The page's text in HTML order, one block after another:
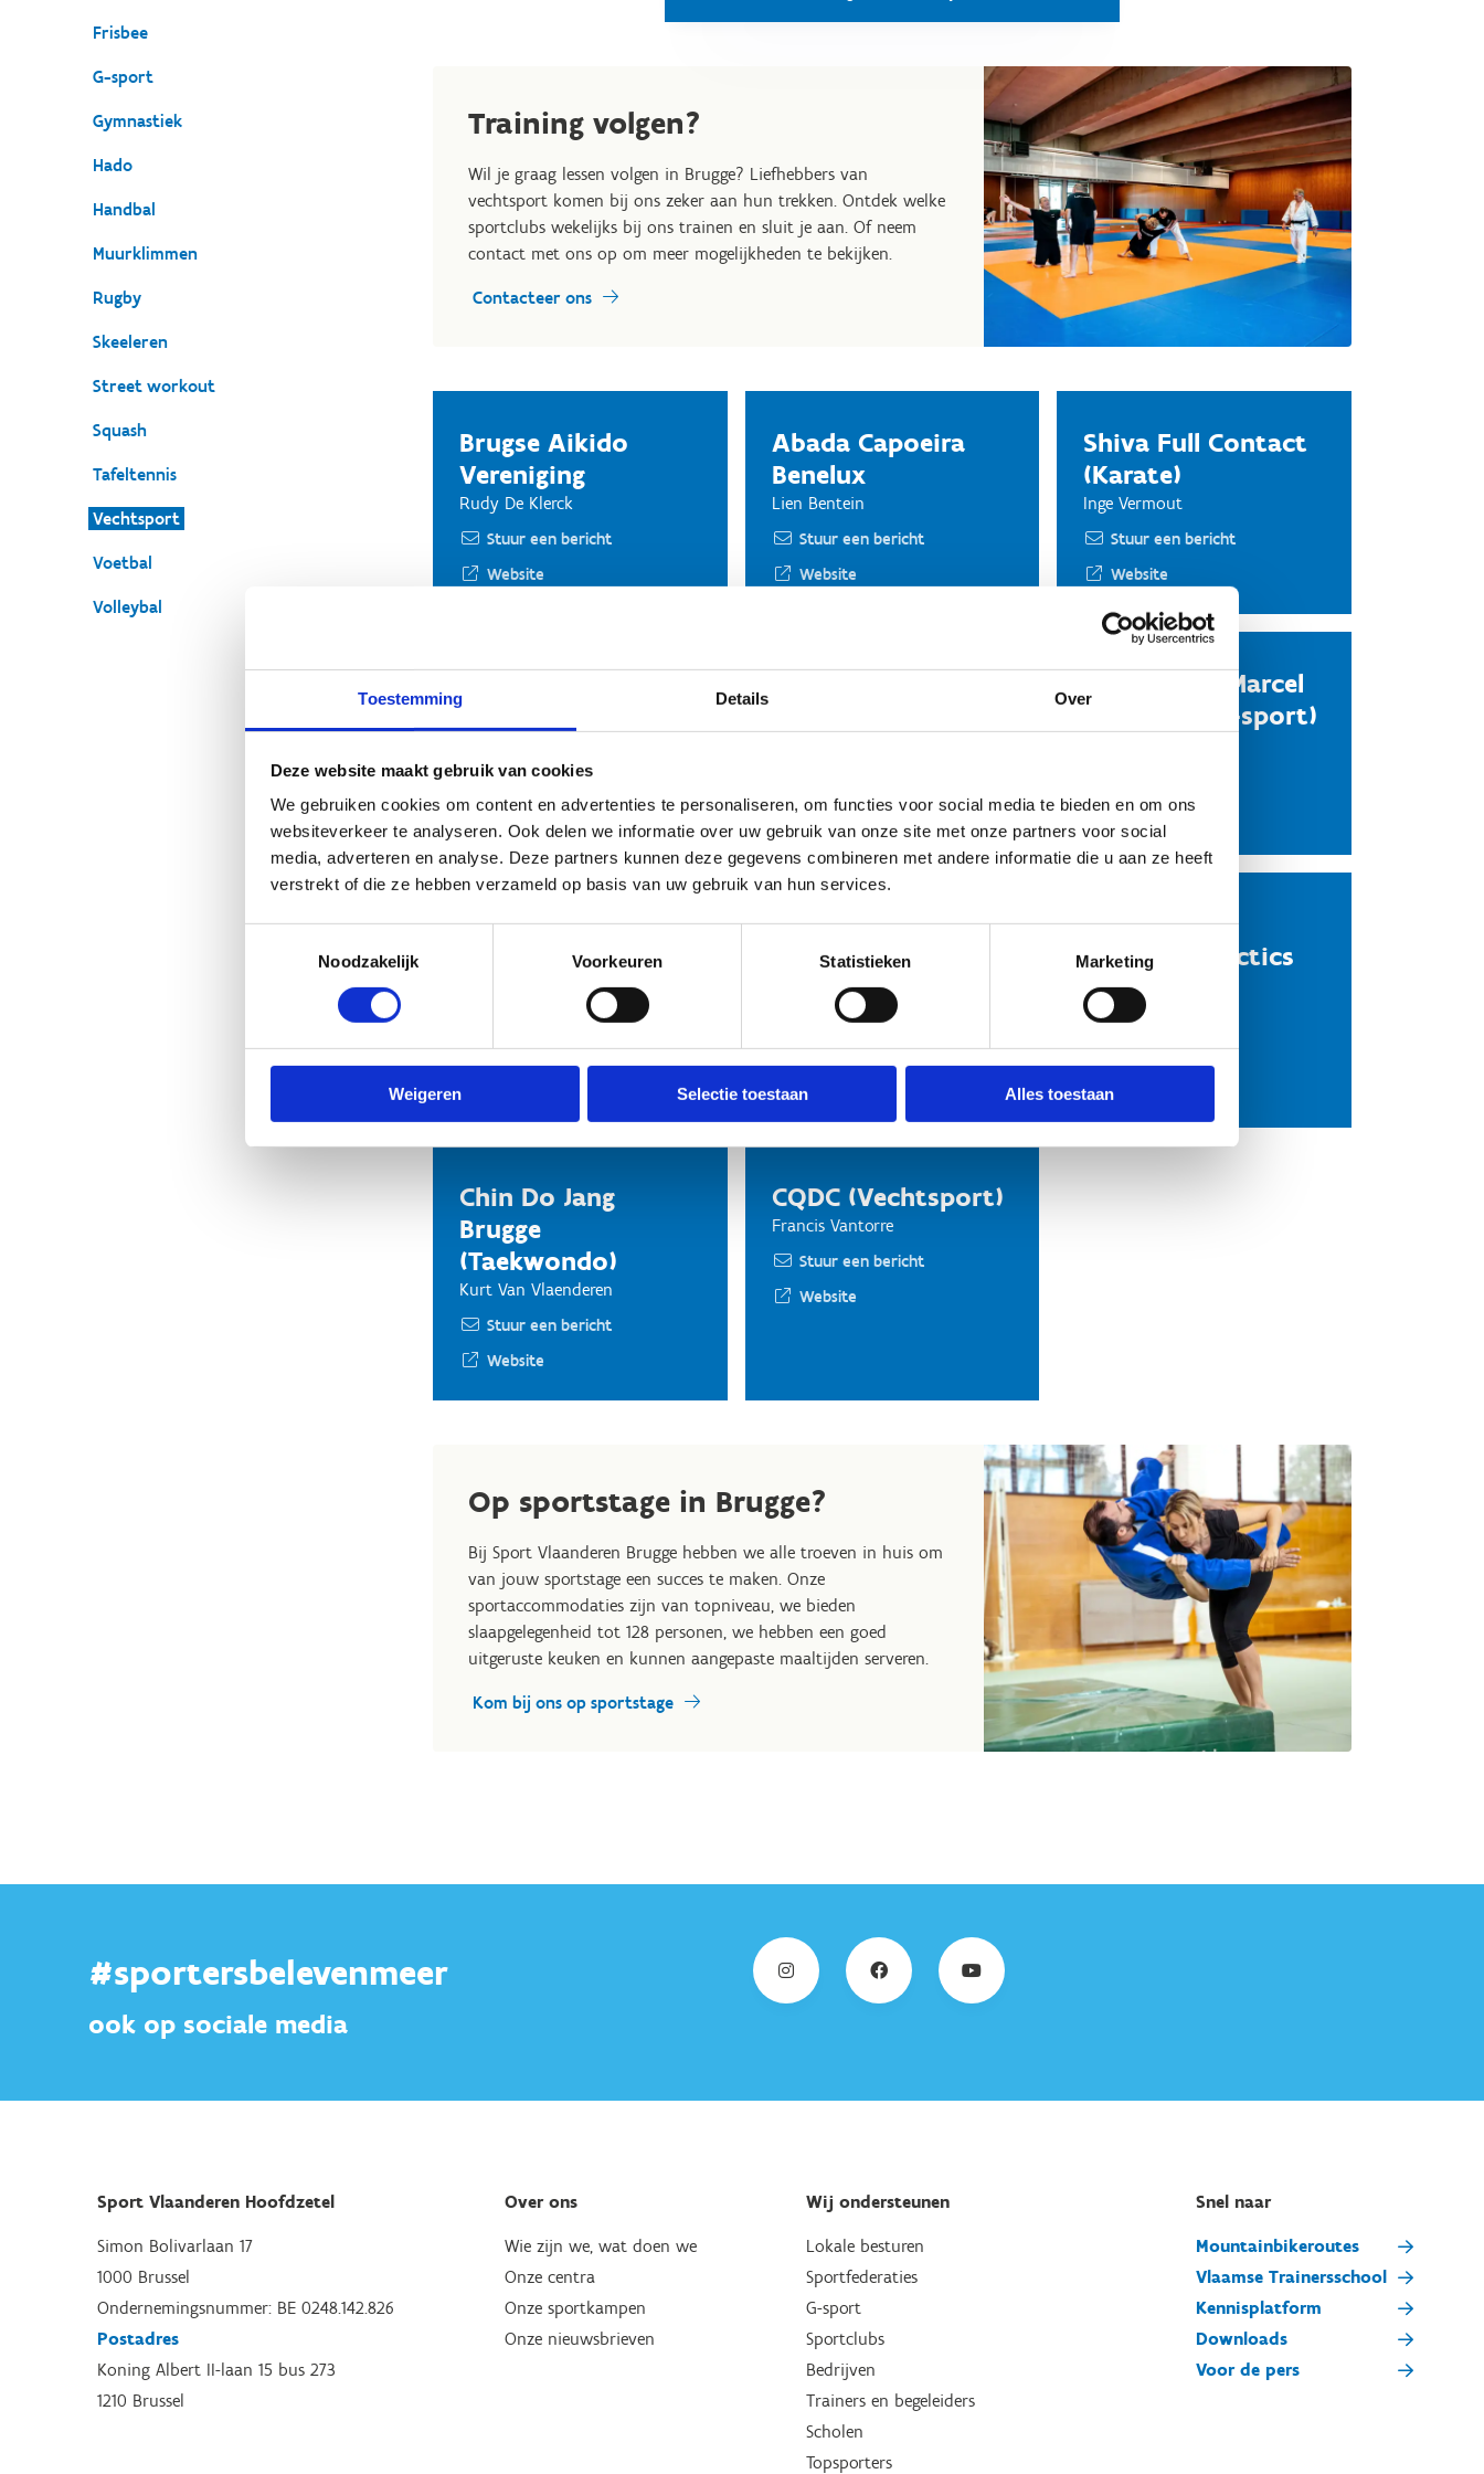
Toestemming Details Over
Deze website maakt gebruik van cookies
We gebruiken cookies om content en advertenties te personaliseren, om functies voor social media te bieden en om ons
websiteverkeer te analyseren. Ook delen we informatie over uw gebruik van onze site met onze partners voor social
media, adverteren en analyse. Deze partners kunnen deze gegevens combineren met andere informatie die u aan ze heeft
verstrekt of die ze hebben verzameld op basis van uw gebruik van hun services.
Noodzakelijk
Voorkeuren Statistieken Marketing
Weigeren Selectie toestaan Alles toestaan
Frisbee
G-sport
Gymnastiek
Hado
Handbal
Muurklimmen
Rugby
Skeeleren
Street workout
Squash
Tafeltennis
Vechtsport
Voetbal
Volleybal
Training volgen?
Wil je graag lessen volgen in Brugge? Liefhebbers van
vechtsport komen bij ons zeker aan hun trekken. Ontdek welke
sportclubs wekelijks bij ons trainen en sluit je aan. Of neem
contact met ons op om meer mogelijkheden te bekijken.
Contacteer ons
Brugse Aikido
Vereniging
Rudy De Klerck
Stuur een bericht
Website
Abada Capoeira
Benelux
Lien Bentein
Stuur een bericht
Website
Shiva Full Contact
(Karate)
Inge Vermout
Stuur een bericht
Website
(Iaido)
Stuur een bericht
Judoschool Marcel
Degroote (G-sport)
Website
Karateclub Brugge
Marco Banckaert
Stuur een bericht
Isshin Dotai Kendo
Kai Brugge vzw
Dominiek Devriese
Stuur een bericht
Website
Krav Maga
Defensive Tactics
VZW
Johnny Waterschoot
Stuur een bericht
Website
Chin Do Jang
Brugge
(Taekwondo)
Kurt Van Vlaenderen
Stuur een bericht
Website
CQDC (Vechtsport)
Francis Vantorre
Stuur een bericht
Website
Op sportstage in Brugge?
Bij Sport Vlaanderen Brugge hebben we alle troeven in huis om
van jouw sportstage een succes te maken. Onze
sportaccommodaties zijn van topniveau, we bieden
slaapgelegenheid tot 128 personen, we hebben een goed
uitgeruste keuken en kunnen aangepaste maaltijden serveren.
Kom bij ons op sportstage
#sportersbelevenmeer
ook op sociale media
Sport Vlaanderen Hoofdzetel
Simon Bolivarlaan 17
1000 Brussel
Ondernemingsnummer: BE 0248.142.826
Postadres
Koning Albert II-laan 15 bus 273
1210 Brussel
Over ons
Wie zijn we, wat doen we
Onze centra
Onze sportkampen
Onze nieuwsbrieven
Wij ondersteunen
Lokale besturen
Sportfederaties
G-sport
Sportclubs
Bedrijven
Trainers en begeleiders
Scholen
Topsporters
Snel naar
Mountainbikeroutes
Vlaamse Trainersschool
Kennisplatform
Downloads
Voor de pers